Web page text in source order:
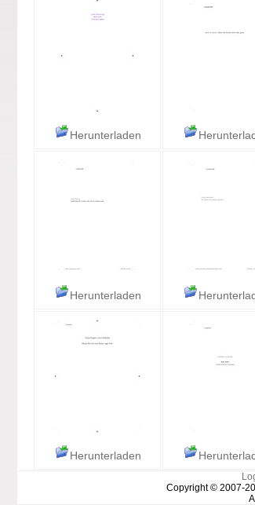
Herunterladen
Herunterladen
Herunterladen
Copyright © 2007-